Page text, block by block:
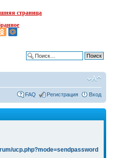
страница
FAQ Регистрация Вход
ucp.php?mode=sendpassword